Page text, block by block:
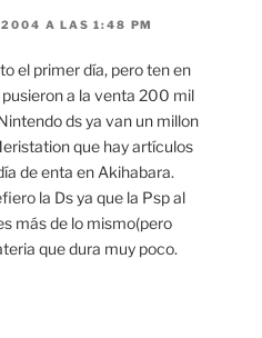
A LAS 1:48 PM
el primer día, pero ten en
a la venta 200 mil
ds ya van un millon
que hay artículos
de enta en Akihabara.
la Ds ya que la Psp al
más de lo mismo(pero
que dura muy poco.